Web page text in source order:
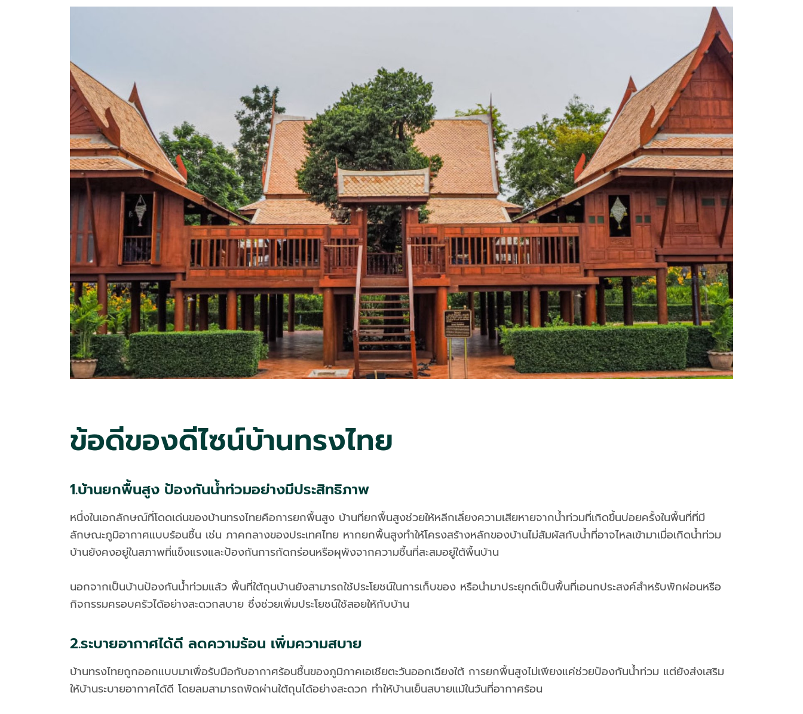
ข้อดีของดีไซน์บ้านทรงไทย
1.บ้านยกพื้นสูง ป้องกันน้ำท่วมอย่างมีประสิทธิภาพ
หนึ่งในเอกลักษณ์ที่โดดเด่นของบ้านทรงไทยคือการยกพื้นสูง บ้านที่ยกพื้นสูงช่วยให้หลีกเลี่ยงความเสียหายจากน้ำท่วมที่เกิดขึ้นบ่อยครั้งในพื้นที่ที่มี
ลักษณะภูมิอากาศแบบร้อนชื้น เช่น ภาคกลางของประเทศไทย หากยกพื้นสูงทำให้โครงสร้างหลักของบ้านไม่สัมผัสกับน้ำที่อาจไหลเข้ามาเมื่อเกิดน้ำท่วม
บ้านยังคงอยู่ในสภาพที่แข็งแรงและป้องกันการกัดกร่อนหรือผุพังจากความชื้นที่สะสมอยู่ใต้พื้นบ้าน
นอกจากเป็นบ้านป้องกันน้ำท่วมแล้ว พื้นที่ใต้ถุนบ้านยังสามารถใช้ประโยชน์ในการเก็บของ หรือนำมาประยุกต์เป็นพื้นที่เอนกประสงค์สำหรับพักผ่อนหรือ
กิจกรรมครอบครัวได้อย่างสะดวกสบาย ซึ่งช่วยเพิ่มประโยชน์ใช้สอยให้กับบ้าน
2.ระบายอากาศได้ดี ลดความร้อน เพิ่มความสบาย
บ้านทรงไทยถูกออกแบบมาเพื่อรับมือกับอากาศร้อนชื้นของภูมิภาคเอเชียตะวันออกเฉียงใต้ การยกพื้นสูงไม่เพียงแค่ช่วยป้องกันน้ำท่วม แต่ยังส่งเสริม
ให้บ้านระบายอากาศได้ดี โดยลมสามารถพัดผ่านใต้ถุนได้อย่างสะดวก ทำให้บ้านเย็นสบายแม้ในวันที่อากาศร้อน